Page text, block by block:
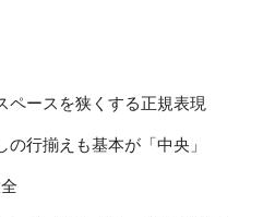
ペースを狭くする正規表現
行揃えも基本が「中央」